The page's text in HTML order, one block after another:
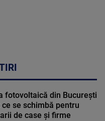
fotovoltaică din București
se schimbă pentru
de case și firme